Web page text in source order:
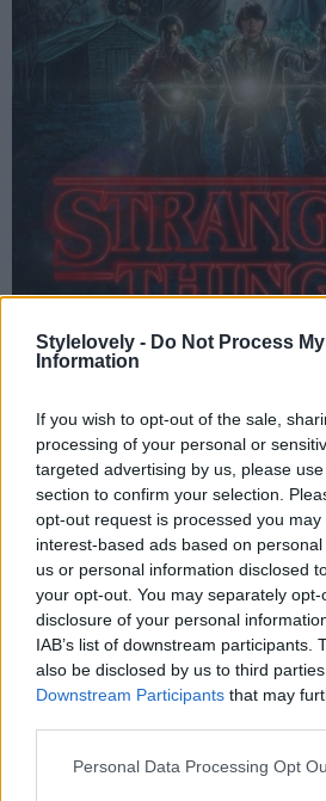
Stylelovely - Do Not Process
Information
If you wish to opt-out of the sale,
processing of your personal or
targeted advertising by us, please
section to confirm your selection.
opt-out request is processed you may
interest-based ads based on
us or personal information disclosed
your opt-out. You may separately
disclosure of your personal
IAB’s list of downstream participants.
also be disclosed by us to third
Downstream Participants that may
Personal Data Processing Opt
Stranger Things
Si no te gusta seguir «modas» y ver
oportunidad para ver el que fue un
Stranger Things. Una historia basada
llena de fantasía y locur